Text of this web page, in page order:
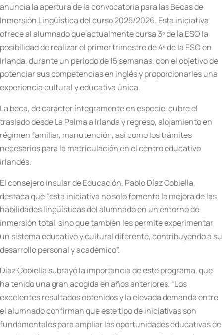
anuncia la apertura de la convocatoria para las Becas de
Inmersión Lingüística del curso 2025/2026. Esta iniciativa
ofrece al alumnado que actualmente cursa 3º de la ESO la
posibilidad de realizar el primer trimestre de 4º de la ESO en
Irlanda, durante un periodo de 15 semanas, con el objetivo de
potenciar sus competencias en inglés y proporcionarles una
experiencia cultural y educativa única.
La beca, de carácter íntegramente en especie, cubre el
traslado desde La Palma a Irlanda y regreso, alojamiento en
régimen familiar, manutención, así como los trámites
necesarios para la matriculación en el centro educativo
irlandés.
El consejero insular de Educación, Pablo Díaz Cobiella,
destaca que “esta iniciativa no solo fomenta la mejora de las
habilidades lingüísticas del alumnado en un entorno de
inmersión total, sino que también les permite experimentar
un sistema educativo y cultural diferente, contribuyendo a su
desarrollo personal y académico”.
Díaz Cobiella subrayó la importancia de este programa, que
ha tenido una gran acogida en años anteriores. “Los
excelentes resultados obtenidos y la elevada demanda entre
el alumnado confirman que este tipo de iniciativas son
fundamentales para ampliar las oportunidades educativas de